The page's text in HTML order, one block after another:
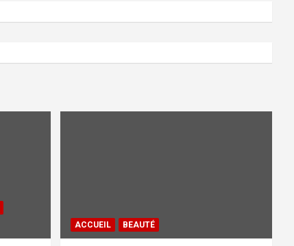
ACCUEIL BEAUTÉ